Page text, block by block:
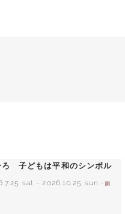
ろ 子どもは平和のシンボル
sat -2026.10.25 sun
- 開